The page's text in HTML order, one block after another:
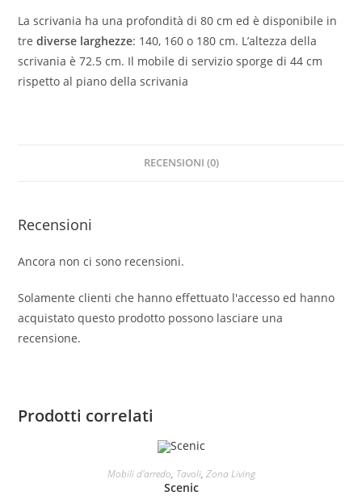
La scrivania ha una profondità di 80 cm ed è disponibile in
trediverse larghezze: 140, 160 o 180 cm. L’altezza della
scrivania è 72.5 cm. Il mobile di servizio sporge di 44 cm
rispetto al piano della scrivania
RECENSIONI (0)
Recensioni
Ancora non ci sono recensioni.
Solamente clienti che hanno effettuato l'accesso ed hanno
acquistato questo prodotto possono lasciare una
recensione.
Prodotti correlati
LEGGI TUTTO
Mobili d'arredo, Tavoli, Zona Living
Scenic